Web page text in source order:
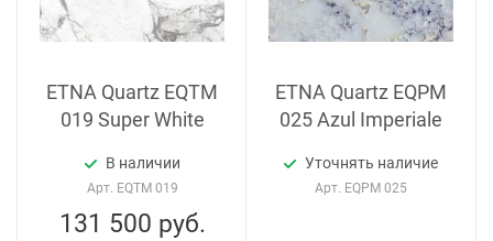
ETNA Quartz EQTM
019 Super White
В наличии
Арт. EQTM 019
131 500 руб.
ETNA Quartz EQPM
025 Azul Imperiale
Уточнять наличие
Арт. EQPM 025